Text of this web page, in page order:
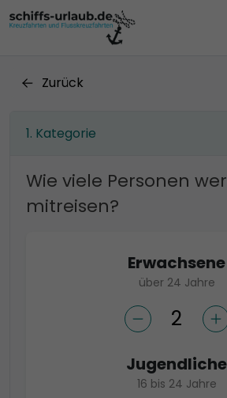
Zurück
Kategorie
Wie viele Personen
mitreisen?
Erwachsene
über 24 Jahre
Jugendliche
16 bis 24 Jahre